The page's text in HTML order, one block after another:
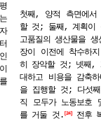
첫째, 양적 측면에서
할 것; 둘째, 계획이
고품질의 생산물을
장이 이전에 착수하
히 장악할 것; 넷째,
대하고 비용을 감축
을 집행할 것; 다섯
직 모두가 노동보호
를 거둘 것. 24 전후